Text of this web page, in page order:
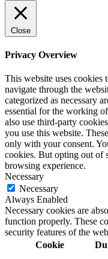
Close
Privacy Overview
This website uses
navigate through the
categorized as necessary
essential for the working
also use third-party
you use this website.
only with your consent.
cookies. But opting out of
browsing experience.
Necessary
Necessary
Always Enabled
Necessary cookies are
function properly. These
security features of the
Cookie